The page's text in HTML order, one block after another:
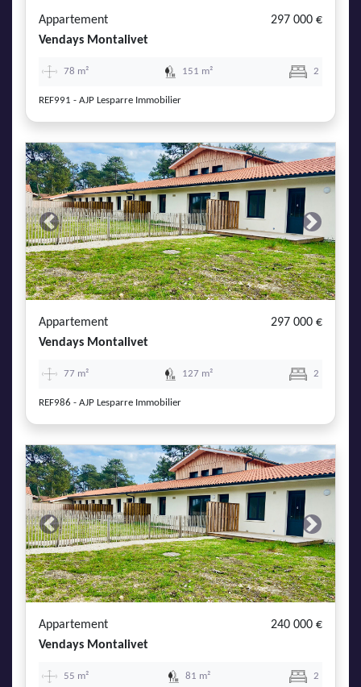
Appartement
297 000 €
Vendays Montalivet
78 m² 151 m² 2
REF991 - AJP Lesparre Immobilier
Previous Next
Appartement
297 000 €
Vendays Montalivet
77 m² 127 m² 2
REF986 - AJP Lesparre Immobilier
Previous Next
Appartement
240 000 €
Vendays Montalivet
55 m² 81 m² 2